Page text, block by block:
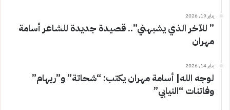
يناير 19, 2026
” للآخر الذي يشبهني”.. قصيدة جديدة للشاعر أسامة
مهران
يناير 14, 2026
لوجه الله| أسامة مهران يكتب: “شحاتة” و”ريهام”
وفاتنات “النيابي”